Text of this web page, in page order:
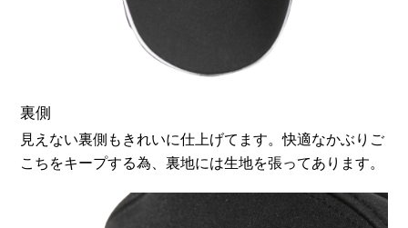
裏側
見えない裏側もきれいに仕上げてます。快適なかぶりご
こちをキープする為、裏地には生地を張ってあります。